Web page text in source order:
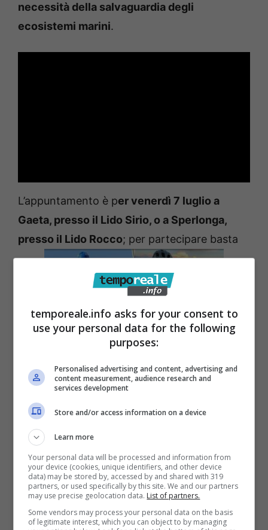
necessità della salvaguardia degli
ecosistemi marini.
L’appuntamento è per venerdì 7 luglio a
Gaeta, presso il Lido Sirio, o a Sperlonga,
presso il Lido Rocco; per partecipare basta
scaricare la locandina e inserire il logo, il
nome oppure il nome dell’ attività e
condividerela sui social. “Unitevi a noi in
questa straordinaria avventura per un mare
pulito. Insieme possiamo fare la differenza e
proteggere il nostro patrimonio marino.
Ricordate: ogni piccolo sforzo conta e
insieme possiamo creare un futuro migliore
per le nostre acque!Comincia a fare ciò che
temporeale.info asks for your consent to
use your personal data for the following
purposes:
Personalised advertising and content, advertising and
content measurement, audience research and
services development
Store and/or access information on a device
Learn more
Your personal data will be processed and information from
your device (cookies, unique identifiers, and other device
data) may be stored by, accessed by and shared with 319
partners, or used specifically by this site. We and our partners
may use precise geolocation data. List of partners.
Some vendors may process your personal data on the basis
of legitimate interest, which you can object to by managing